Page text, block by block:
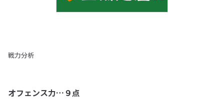
戦力分析
オフェンス力…９点